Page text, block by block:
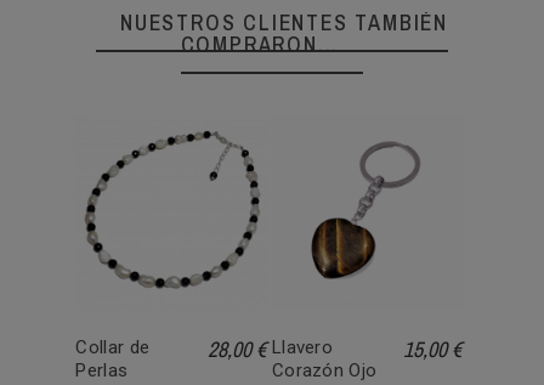
NUESTROS CLIENTES TAMBIÉN
COMPRARON...
Collar de
Perlas
28,00 € Llavero
Corazón Ojo
15,00 €